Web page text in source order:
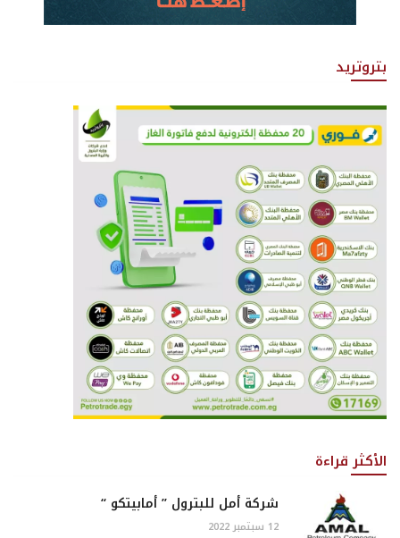
بتروتريد
الأكثر قراءة
شركة أمل للبترول ” أمابيتكو “
12 سبتمبر 2022